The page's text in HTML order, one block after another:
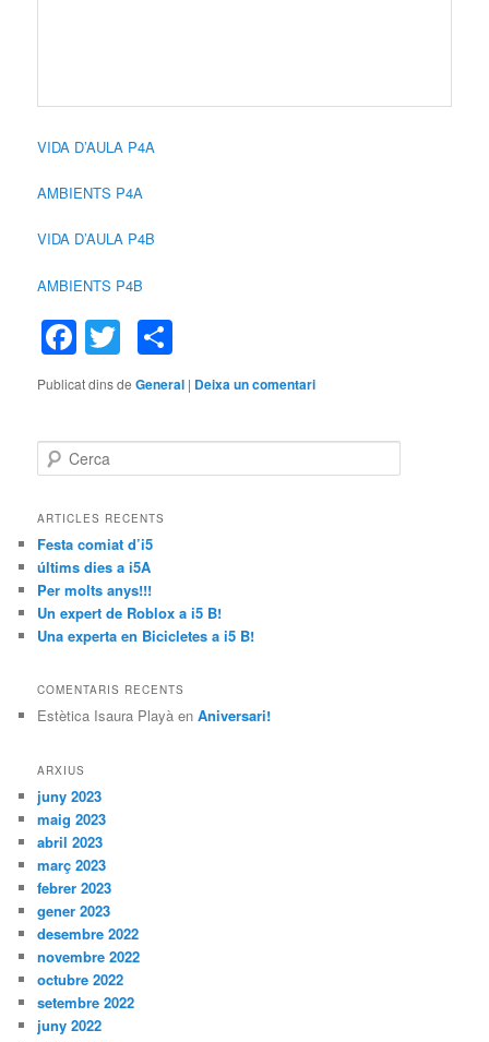
VIDA D’AULA P4A
AMBIENTS P4A
VIDA D’AULA P4B
AMBIENTS P4B
Facebook
Twitter
Publicat dins de General | Deixa un comentari
e
c
ARTICLES RECENTS
Festa comiat d’i5
últims dies a i5A
Per molts anys!!!
Un expert de Roblox a i5 B!
Una experta en Bicicletes a i5 B!
COMENTARIS RECENTS
Estètica Isaura Playà enAniversari!
ARXIUS
juny 2023
maig 2023
abril 2023
març 2023
febrer 2023
gener 2023
desembre 2022
novembre 2022
octubre 2022
setembre 2022
juny 2022